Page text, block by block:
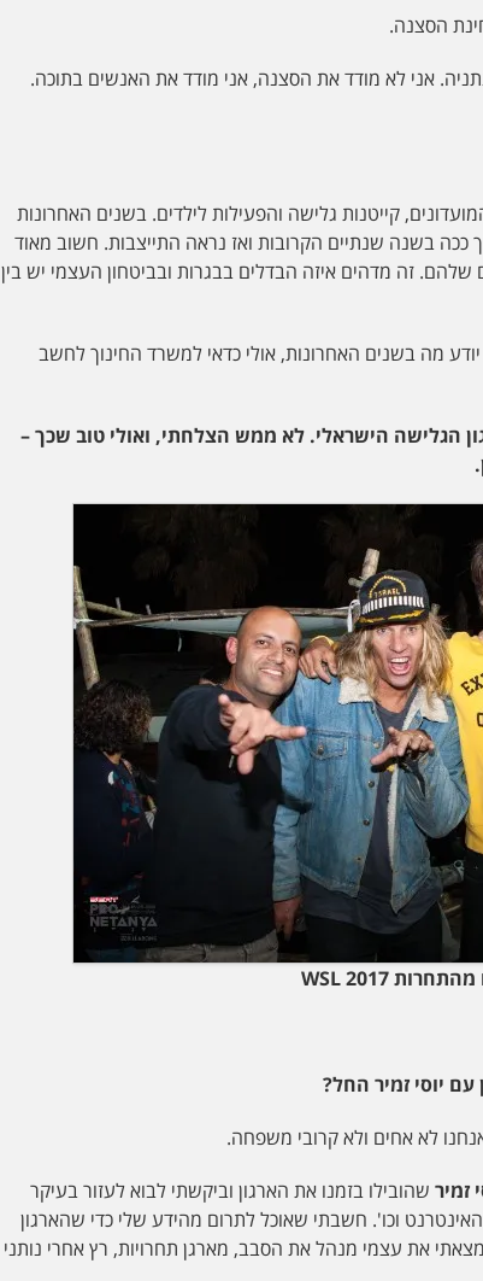
הסצנה.
אני לא מודד את הסצנה, אני מודד את האנשים בתוכה.
קייטנות גלישה והפעילות לילדים. בשנים האחרונות
ככה בשנה שנתיים הקרובות ואז נראה התייצבות. חשוב מאוד
זה מדהים איזה הבדלים בבגרות ובביטחון העצמי יש בין
יודע מה בשנים האחרונות, אולי כדאי למשרד החינוך לחשב
הגלישה הישראלי. לא ממש הצלחתי, ואולי טוב שכך –
מהתחרות WSL2017
יוסי זמיר החל?
לא אחים ולא קרובי משפחה.
זמיר שהובילו בזמנו את הארגון וביקשתי לבוא לעזור בעיקר
וכו'. חשבתי שאוכל לתרום מהידע שלי כדי שהארגון
את עצמי מנהל את הסבב, מארגן תחרויות, רץ אחרי נותני